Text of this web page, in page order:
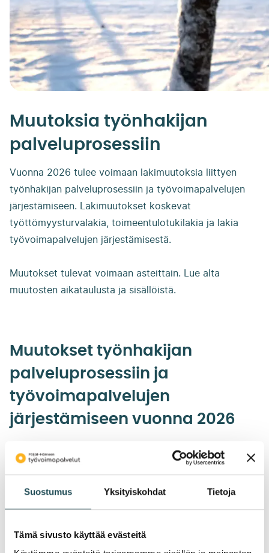
Suostumus Yksityiskohdat Tietoja
Tämä sivusto käyttää evästeitä
Muutoksia työnhakijan
palveluprosessiin
Vuonna 2026 tulee voimaan lakimuutoksia liittyen
työnhakijan palveluprosessiin ja työvoimapalvelujen
järjestämiseen. Lakimuutokset koskevat
työttömyysturvalakia, toimeentulotukilakia ja lakia
työvoimapalvelujen järjestämisestä.
Muutokset tulevat voimaan asteittain. Lue alta
muutosten aikataulusta ja sisällöistä.
Muutokset työnhakijan
palveluprosessiin ja
työvoimapalvelujen
järjestämiseen vuonna 2026
Lakimuutokset tulevat voimaan asteittain vuoden
ajankohdan muutokset.
Päivitämme ja tarkennamme